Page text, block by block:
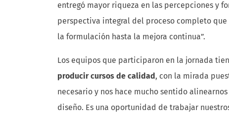
entregó mayor riqueza en las percepciones y
perspectiva integral del proceso completo
la formulación hasta la mejora continua”.
Los equipos que participaron en la jornada
producir cursos de calidad , con la mirada
necesario y nos hace mucho sentido
diseño. Es una oportunidad de trabajar